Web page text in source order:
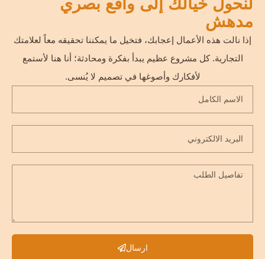
مدهش
إذا نالت هذه الأعمال إعجابك، فتخيل ما يمكننا تحقيقه معاً لعلامتك
التجارية. كل مشروع عظيم يبدأ بفكرة ومحادثة؛ أنا هنا لأستمع
لأفكارك وأصوغها في تصميم لا يُنسى.
ارسال